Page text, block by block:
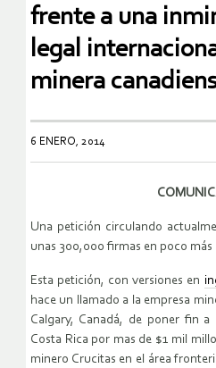
frente a una
legal
minera
6 ENERO, 2014
Una petición circulando
unas 300,000 firmas en poco más
Esta petición, con versiones en
hace un llamado a la empresa
Calgary, Canadá, de poner fin
Costa Rica por mas de $1 mil
minero Crucitas en el área